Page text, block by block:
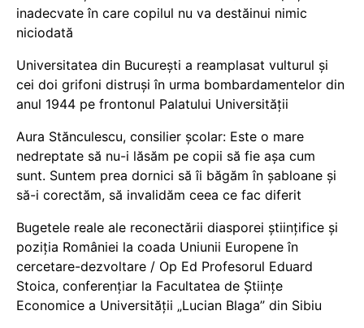
inadecvate în care copilul nu va destăinui nimic
niciodată
Universitatea din București a reamplasat vulturul și
cei doi grifoni distruși în urma bombardamentelor din
anul 1944 pe frontonul Palatului Universității
Aura Stănculescu, consilier școlar: Este o mare
nedreptate să nu-i lăsăm pe copii să fie așa cum
sunt. Suntem prea dornici să îi băgăm în șabloane și
să-i corectăm, să invalidăm ceea ce fac diferit
Bugetele reale ale reconectării diasporei științifice și
poziția României la coada Uniunii Europene în
cercetare-dezvoltare / Op Ed Profesorul Eduard
Stoica, conferențiar la Facultatea de Științe
Economice a Universității „Lucian Blaga” din Sibiu